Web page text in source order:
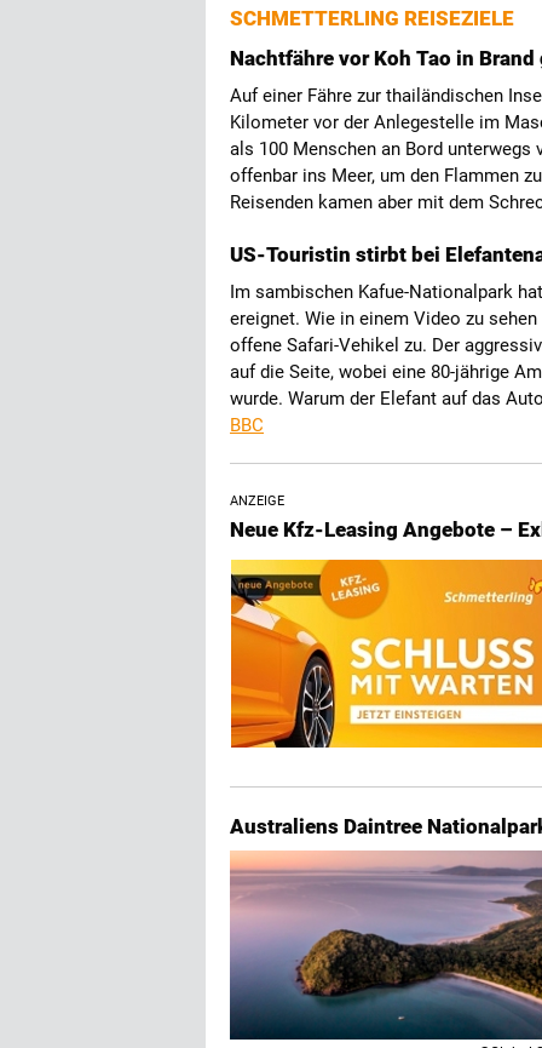
SCHMETTERLING REISEZIELE
Nachtfähre vor Koh Tao in Brand
Auf einer Fähre zur thailändischen
Kilometer vor der Anlegestelle im
als 100 Menschen an Bord unterwegs
offenbar ins Meer, um den Flammen
Reisenden kamen aber mit dem
US-Touristin stirbt bei
Im sambischen Kafue-Nationalpark
ereignet. Wie in einem Video zu
offene Safari-Vehikel zu. Der
auf die Seite, wobei eine 80-jährige
wurde. Warum der Elefant auf das
BBC
ANZEIGE
Neue Kfz-Leasing Angebote –
Australiens Daintree